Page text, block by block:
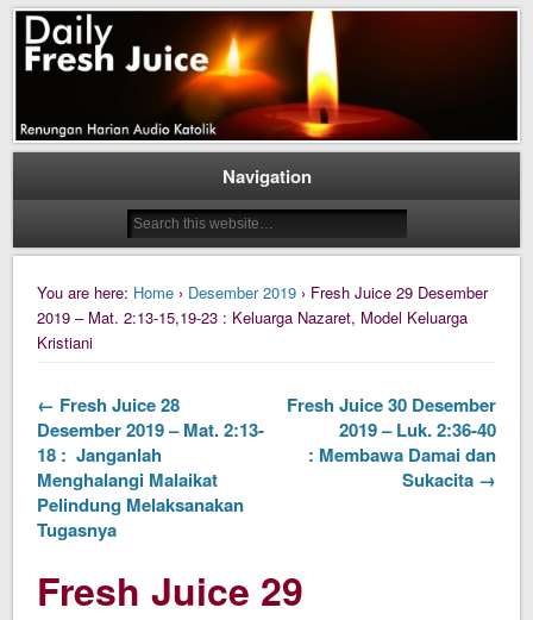
Daily Fresh Juice
Daily Fresh Juice Renungan Harian Katolik Menyejukkan dan Menyegarkan
Navigation
You are here: Home › Desember 2019 › Fresh Juice 29 Desember
2019 – Mat. 2:13-15,19-23 : Keluarga Nazaret, Model Keluarga
Kristiani
← Fresh Juice 28
Desember 2019 – Mat. 2:13-
18 : Janganlah
Menghalangi Malaikat
Pelindung Melaksanakan
Tugasnya
Fresh Juice 30 Desember
2019 – Luk. 2:36-40
: Membawa Damai dan
Sukacita →
Fresh Juice 29